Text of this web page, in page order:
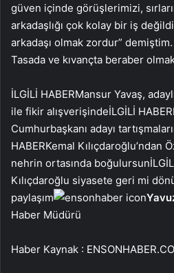
güven içinde görüşlerimizi,
arkadaşlığı çok kolay bir iş
arkadaşı olmak zordur”
Tasada ve kıvançta beraber
İLGİLİ HABERMansur Yavaş,
ile fikir alışverişindeİLGİLİ HABER
Cumhurbaşkanı adayı
HABERKemal Kılıçdaroğlu’ndan
nehrin ortasında boğulursun
Kılıçdaroğlu siyasete geri mi
paylaşım
Haber Müdürü
Haber Kaynak :